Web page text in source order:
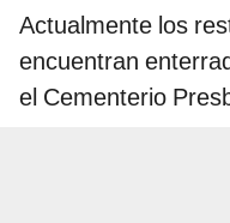
Actualmente los
encuentran
el Cementerio